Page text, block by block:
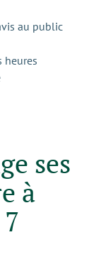
au public
heures
ses
à